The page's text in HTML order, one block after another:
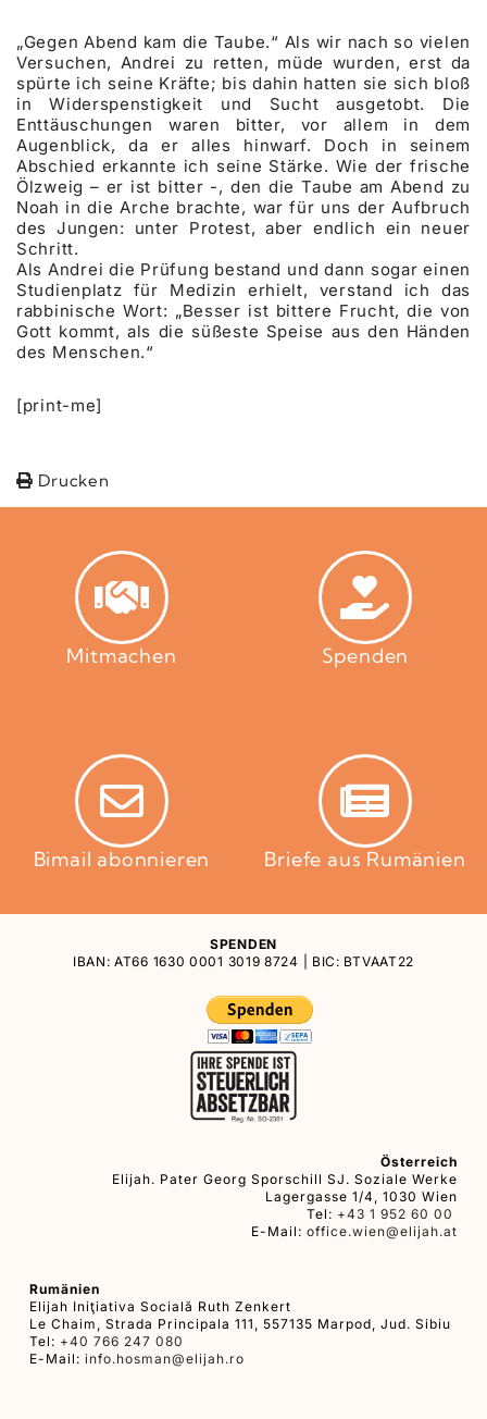
„Gegen Abend kam die Taube.“ Als wir nach so vielen
Versuchen, Andrei zu retten, müde wurden, erst da
spürte ich seine Kräfte; bis dahin hatten sie sich bloß
in Widerspenstigkeit und Sucht ausgetobt. Die
Enttäuschungen waren bitter, vor allem in dem
Augenblick, da er alles hinwarf. Doch in seinem
Abschied erkannte ich seine Stärke. Wie der frische
Ölzweig – er ist bitter -, den die Taube am Abend zu
Noah in die Arche brachte, war für uns der Aufbruch
des Jungen: unter Protest, aber endlich ein neuer
Schritt.
Als Andrei die Prüfung bestand und dann sogar einen
Studienplatz für Medizin erhielt, verstand ich das
rabbinische Wort: „Besser ist bittere Frucht, die von
Gott kommt, als die süßeste Speise aus den Händen
des Menschen.“
[print-me]
Drucken
Mitmachen Spenden
Bimail abonnieren Briefe aus Rumänien
SPENDEN
IBAN: AT66 1630 0001 3019 8724 | BIC: BTVAAT22
Österreich
Elijah. Pater Georg Sporschill SJ. Soziale Werke
Lagergasse 1/4, 1030 Wien
Tel: +43 1 952 60 00
E-Mail: office.wien@elijah.at
Rumänien
Elijah Iniţiativa Socială Ruth Zenkert
Le Chaim, Strada Principala 111, 557135 Marpod, Jud. Sibiu
Tel: +40 766 247 080
E-Mail: info.hosman@elijah.ro